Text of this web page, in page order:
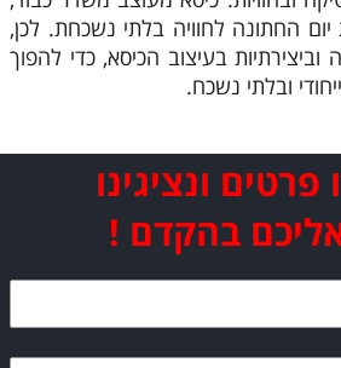
יום החתונה לחוויה בלתי נשכחת. לכן,
בעיצוב הכיסא, כדי להפוך
ובלתי נשכח.
ונציגינו
אליכם בהקדם !